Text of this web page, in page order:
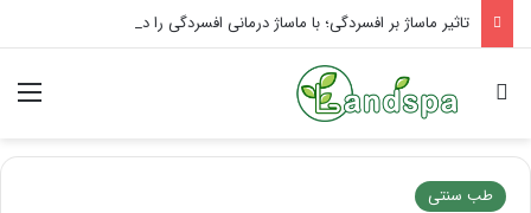
تاثیر ماساژ بر افسردگی؛ با ماساژ درمانی افسردگی را درمان کنید!
جستجو برای
طب سنتی